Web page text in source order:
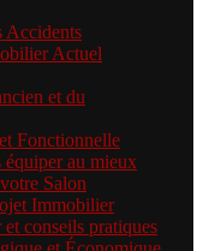
Accidents
Actuel
et du
Fonctionnelle
au mieux
Salon
Immobilier
conseils pratiques